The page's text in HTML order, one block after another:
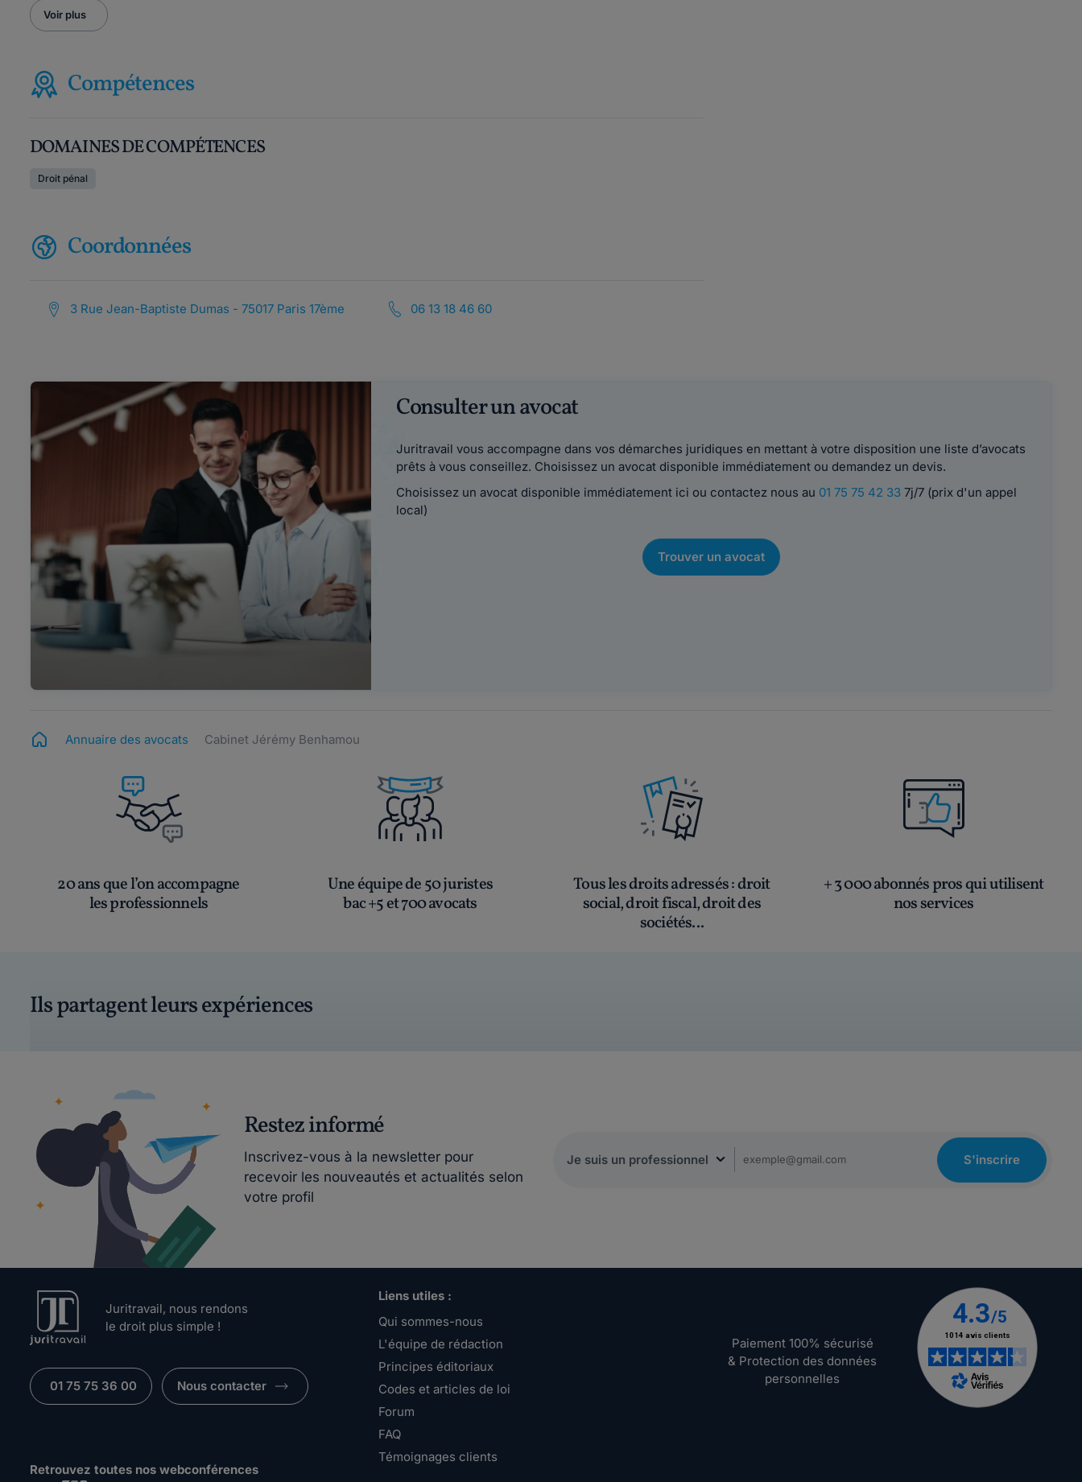
Voir plus
Compétences
DOMAINES DE COMPÉTENCES
Droit pénal
Coordonnées
3 Rue Jean-Baptiste Dumas - 75017 Paris 17ème 06 13 18 46 60
Consulter un avocat
Juritravail vous accompagne dans vos démarches juridiques en mettant à votre disposition une liste d’avocats
prêts à vous conseillez. Choisissez un avocat disponible immédiatement ou demandez un devis.
Choisissez un avocat disponible immédiatement ici ou contactez nous au 01 75 75 42 337j/7 (prix d'un appel
local)
Trouver un avocat
Annuaire des avocats Cabinet Jérémy Benhamou
20 ans que l’on accompagne
les professionnels
Une équipe de 50 juristes
bac +5 et 700 avocats
Tous les droits adressés: droit
social, droit fiscal, droit des
sociétés...
+ 3 000 abonnés pros qui utilisent
nos services
Ils partagent leurs expériences
Restez informé
Inscrivez-vous à la newsletter pour
recevoir les nouveautés et actualités selon
votre profil
S'inscrire
Juritravail, nous rendons
le droit plus simple !
01 75 75 36 00 Nous contacter
Retrouvez toutes nos webconférences
Liens utiles :
Qui sommes-nous
L'équipe de rédaction
Principes éditoriaux
Codes et articles de loi
Forum
FAQ
Témoignages clients
Paiement 100% sécurisé
& Protection des données
personnelles